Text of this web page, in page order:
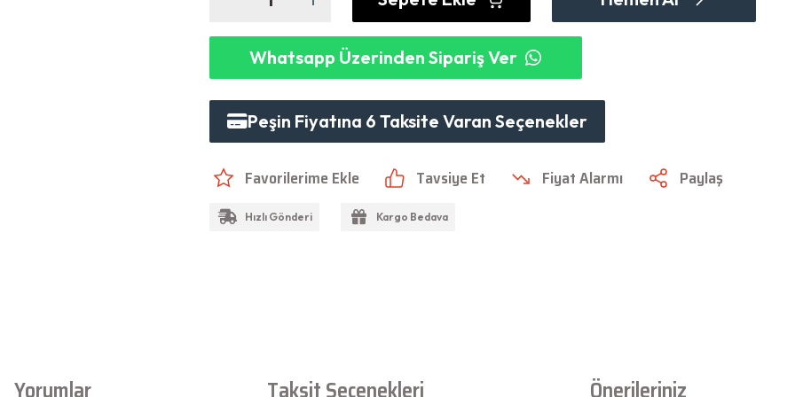
Whatsapp Üzerinden Sipariş Ver
Peşin Fiyatına 6 Taksite Varan Seçenekler
Tavsiye Et Fiyat Alarmı Paylaş
Hızlı Gönderi Kargo Bedava